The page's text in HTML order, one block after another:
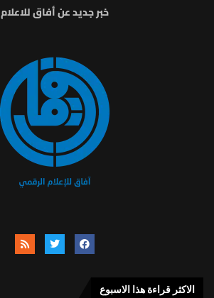
خبر جديد عن أفاق للاعلام
الاكثر قراءة هذا الاسبوع